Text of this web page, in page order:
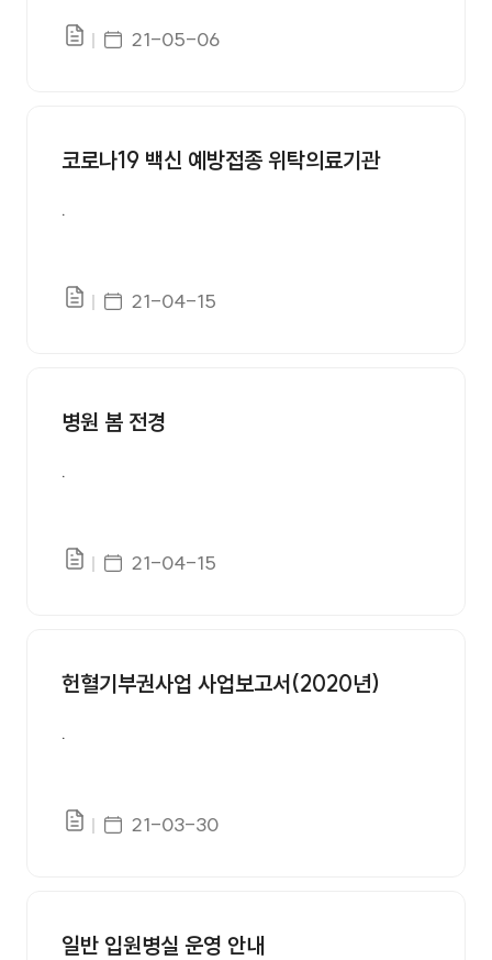
파일있음게시일자
21-05-06
코로나19 백신 예방접종 위탁의료기관
.
파일있음게시일자
21-04-15
병원 봄 전경
.
파일있음게시일자
21-04-15
헌혈기부권사업 사업보고서(2020년)
.
파일있음게시일자
21-03-30
일반 입원병실 운영 안내